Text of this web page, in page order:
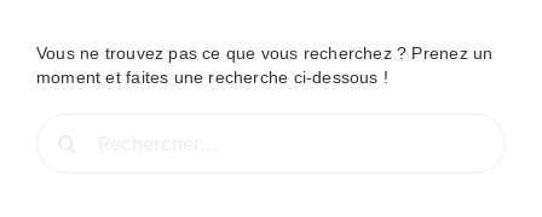
Vous ne trouvez pas ce que vous recherchez ? Prenez un
moment et faites une recherche ci-dessous !